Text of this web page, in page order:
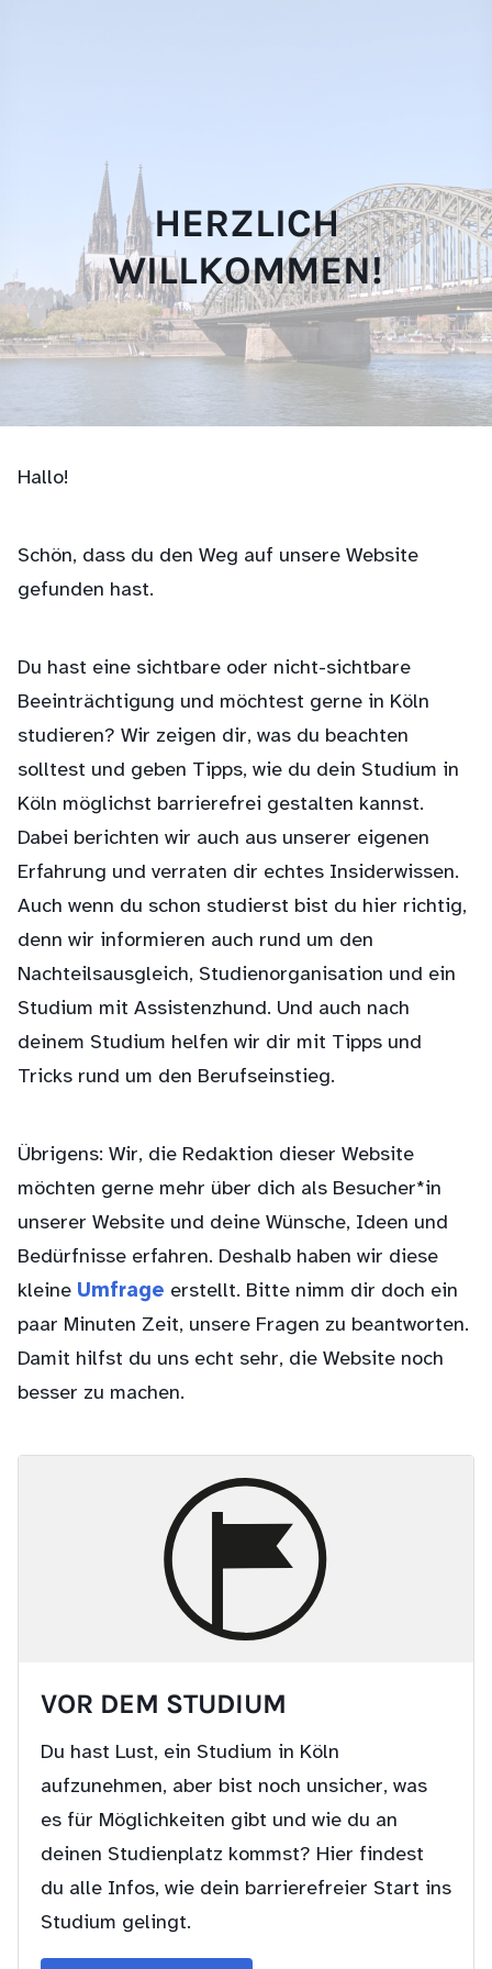
HERZLICH
WILLKOMMEN!
Hallo!
Schön, dass du den Weg auf unsere Website
gefunden hast.
Du hast eine sichtbare oder nicht-sichtbare
Beeinträchtigung und möchtest gerne in Köln
studieren? Wir zeigen dir, was du beachten
solltest und geben Tipps, wie du dein Studium in
Köln möglichst barrierefrei gestalten kannst.
Dabei berichten wir auch aus unserer eigenen
Erfahrung und verraten dir echtes Insiderwissen.
Auch wenn du schon studierst bist du hier richtig,
denn wir informieren auch rund um den
Nachteilsausgleich, Studienorganisation und ein
Studium mit Assistenzhund. Und auch nach
deinem Studium helfen wir dir mit Tipps und
Tricks rund um den Berufseinstieg.
Übrigens: Wir, die Redaktion dieser Website
möchten gerne mehr über dich als Besucher*in
unserer Website und deine Wünsche, Ideen und
Bedürfnisse erfahren. Deshalb haben wir diese
kleine Umfrage erstellt. Bitte nimm dir doch ein
paar Minuten Zeit, unsere Fragen zu beantworten.
Damit hilfst du uns echt sehr, die Website noch
besser zu machen.
VOR DEM STUDIUM
Du hast Lust, ein Studium in Köln
aufzunehmen, aber bist noch unsicher, was
es für Möglichkeiten gibt und wie du an
deinen Studienplatz kommst? Hier findest
du alle Infos, wie dein barrierefreier Start ins
Studium gelingt.